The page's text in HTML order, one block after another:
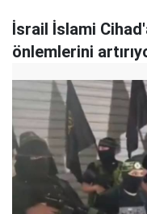
İsrail İslami
önlemlerini